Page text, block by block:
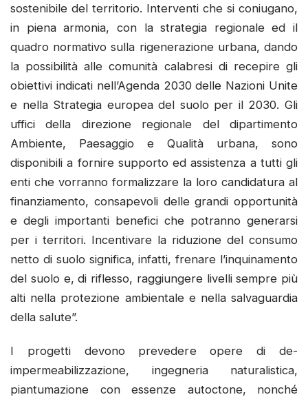
sostenibile del territorio. Interventi che si coniugano,
in piena armonia, con la strategia regionale ed il
quadro normativo sulla rigenerazione urbana, dando
la possibilità alle comunità calabresi di recepire gli
obiettivi indicati nell’Agenda 2030 delle Nazioni Unite
e nella Strategia europea del suolo per il 2030. Gli
uffici della direzione regionale del dipartimento
Ambiente, Paesaggio e Qualità urbana, sono
disponibili a fornire supporto ed assistenza a tutti gli
enti che vorranno formalizzare la loro candidatura al
finanziamento, consapevoli delle grandi opportunità
e degli importanti benefici che potranno generarsi
per i territori. Incentivare la riduzione del consumo
netto di suolo significa, infatti, frenare l’inquinamento
del suolo e, di riflesso, raggiungere livelli sempre più
alti nella protezione ambientale e nella salvaguardia
della salute”.
I progetti devono prevedere opere di de-
impermeabilizzazione, ingegneria naturalistica,
piantumazione con essenze autoctone, nonché